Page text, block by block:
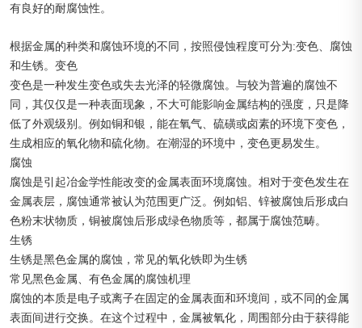
有良好的耐腐蚀性。
根据金属的种类和腐蚀环境的不同，按照侵蚀程度可分为:变色、腐蚀
和生锈。变色
变色是一种发生变色或失去光泽的轻微腐蚀。与较为普遍的腐蚀不
同，其仅仅是一种表面现象，不大可能影响金属结构的强度，只是降
低了外观级别。例如铜和银，能在氧气、硫磺或卤素的环境下变色，
生成相应的氧化物和硫化物。在潮湿的环境中，变色更易发生。
腐蚀
腐蚀是引起冶金学性能改变的金属表面环境腐蚀。相对于变色发生在
金属表层，腐蚀通常被认为范围更广泛。例如铝、锌被腐蚀后形成白
色粉末状物质，铜被腐蚀后形成绿色物质等，都属于腐蚀范畴。
生锈
生锈是黑色金属的腐蚀，常见的氧化铁即为生锈
常见黑色金属、有色金属的腐蚀机理
腐蚀的本质是电子或离子在固定的金属表面和环境间，或不同的金属
表面间进行交换。在这个过程中，金属被氧化，周围部分由于获得能